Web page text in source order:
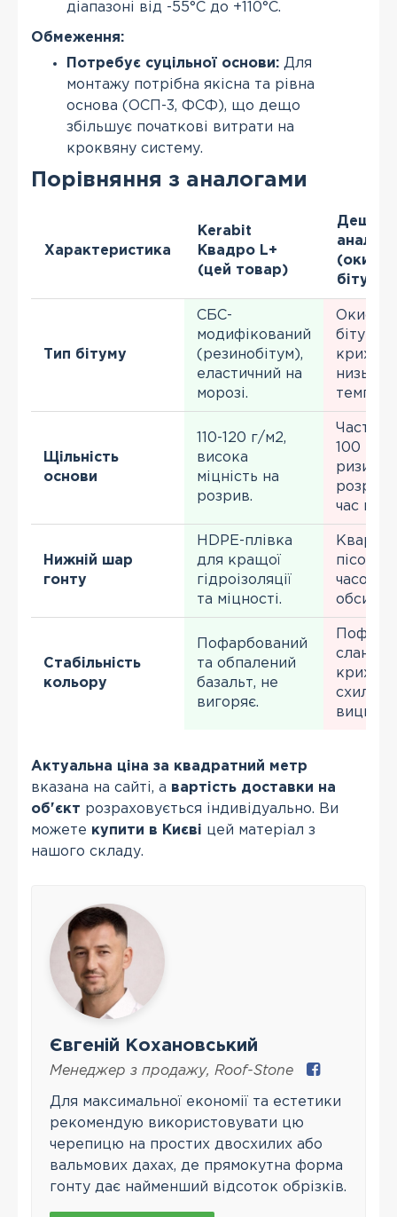
діапазоні від -55°С до +110°С.
Обмеження:
Потребує суцільної основи: Для
монтажу потрібна якісна та рівна
основа (ОСП-3, ФСФ), що дещо
збільшує початкові витрати на
кроквяну систему.
Порівняння з аналогами
Характеристика
Kerabit
Квадро L+
(цей товар)
Дешеві
аналоги
бітум)
Тип бітуму
СБС-
модифікований
(резинобітум),
еластичний на
морозі.
бітум,
низьких
Щільність
основи
110-120 г/м2,
висока
міцність на
розрив.
Часто
100 г/
ризик
час
Нижній шар
гонту
HDPE-плівка
для кращої
гідроізоляції
та міцності.
пісок,
часом
Стабільність
кольору
Пофарбований
та обпалений
базальт, не
вигоряє.
крихта,
Актуальна ціна за квадратний метр
вказана на сайті, а вартість доставки на
об'єкт розраховується індивідуально. Ви
можете купити в Києві цей матеріал з
нашого складу.
Євгеній Кохановський
Менеджер з продажу, Roof-Stone
Для максимальної економії та естетики
рекомендую використовувати цю
черепицю на простих двосхилих або
вальмових дахах, де прямокутна форма
гонту дає найменший відсоток обрізків.